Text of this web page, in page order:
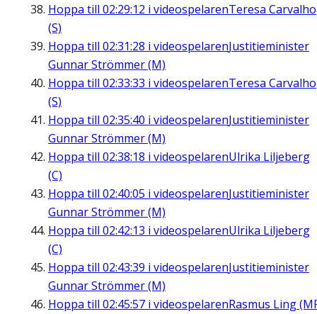
Hoppa till 02:29:12 i videospelarenTeresa Carvalho
(S)
Hoppa till 02:31:28 i videospelarenJustitieminister
Gunnar Strömmer (M)
Hoppa till 02:33:33 i videospelarenTeresa Carvalho
(S)
Hoppa till 02:35:40 i videospelarenJustitieminister
Gunnar Strömmer (M)
Hoppa till 02:38:18 i videospelarenUlrika Liljeberg
(C)
Hoppa till 02:40:05 i videospelarenJustitieminister
Gunnar Strömmer (M)
Hoppa till 02:42:13 i videospelarenUlrika Liljeberg
(C)
Hoppa till 02:43:39 i videospelarenJustitieminister
Gunnar Strömmer (M)
Hoppa till 02:45:57 i videospelarenRasmus Ling